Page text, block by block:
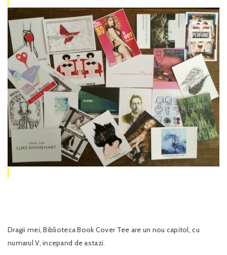
Dragii mei, Biblioteca Book Cover Tee are un nou capitol, cu
numarul V, incepand de astazi.